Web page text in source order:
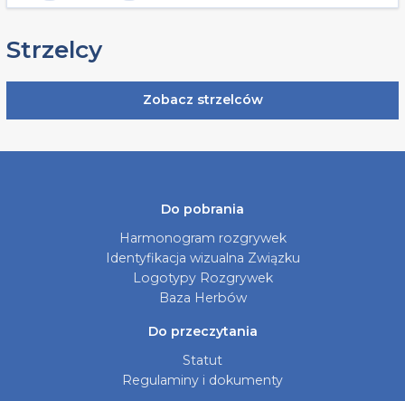
Strzelcy
Zobacz strzelców
Do pobrania
Harmonogram rozgrywek
Identyfikacja wizualna Związku
Logotypy Rozgrywek
Baza Herbów
Do przeczytania
Statut
Regulaminy i dokumenty